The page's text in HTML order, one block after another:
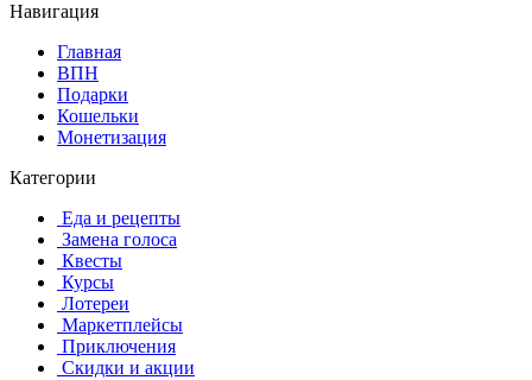
Навигация
Главная
️ВПН
Подарки
Кошельки
Монетизация
Категории
️ ️Еда и рецепты
️ Замена голоса
️ Квесты
‍ Курсы
️ Лотереи
️ Маркетплейсы
️ Приключения
️ Скидки и акции